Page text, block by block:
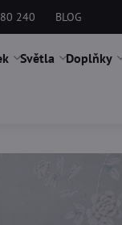
240 BLOG
Světla Doplňky